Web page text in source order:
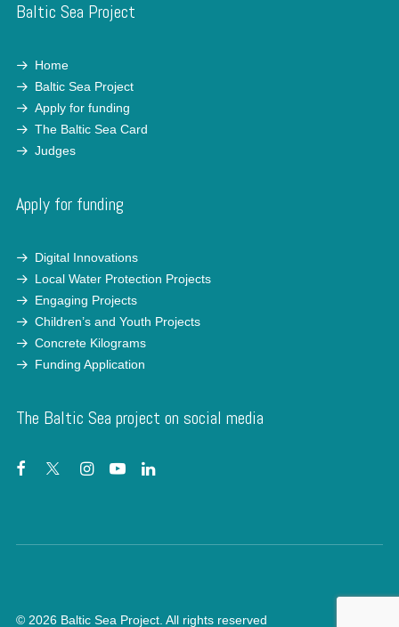
Baltic Sea Project
Home
Baltic Sea Project
Apply for funding
The Baltic Sea Card
Judges
Apply for funding
Digital Innovations
Local Water Protection Projects
Engaging Projects
Children’s and Youth Projects
Concrete Kilograms
Funding Application
The Baltic Sea project on social media
© 2026 Baltic Sea Project. All rights reserved